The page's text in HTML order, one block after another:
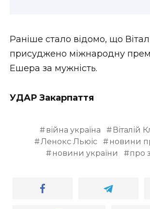
Раніше стало відомо, що
присуджено міжнародну
Ешера за мужність.
УДАР Закарпаття
війна україна
Віталій
Ленокс Льюіс
новини
новини україни
про